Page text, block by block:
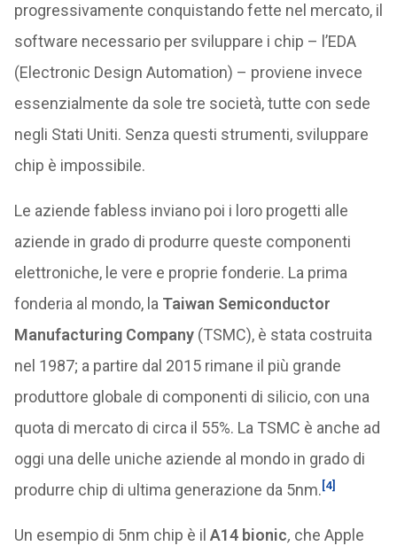
progressivamente conquistando fette nel mercato, il
software necessario per sviluppare i chip – l’EDA
(Electronic Design Automation) – proviene invece
essenzialmente da sole tre società, tutte con sede
negli Stati Uniti. Senza questi strumenti, sviluppare
chip è impossibile.
Le aziende fabless inviano poi i loro progetti alle
aziende in grado di produrre queste componenti
elettroniche, le vere e proprie fonderie. La prima
fonderia al mondo, la Taiwan Semiconductor
Manufacturing Company(TSMC), è stata costruita
nel 1987; a partire dal 2015 rimane il più grande
produttore globale di componenti di silicio, con una
quota di mercato di circa il 55%. La TSMC è anche ad
oggi una delle uniche aziende al mondo in grado di
produrre chip di ultima generazione da 5nm.[4]
Un esempio di 5nm chip è il A14 bionic, che Apple